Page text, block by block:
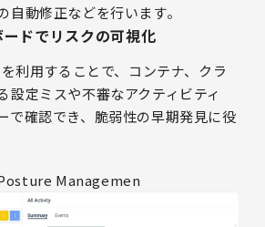
自動修正などを行います。
ドでリスクの可視化
利用することで、コンテナ、クラ
設定ミスや不審なアクティビティ
で確認でき、脆弱性の早期発見に役
Managemen